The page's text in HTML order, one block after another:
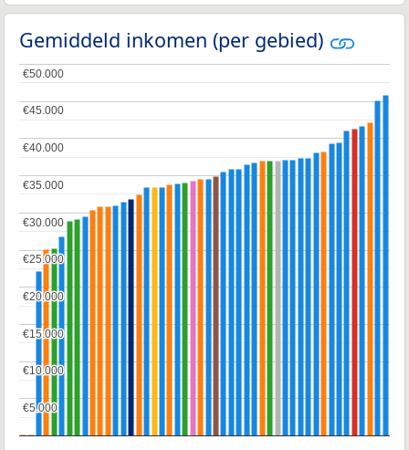
Gemiddeld inkomen (per gebied)
€5.000
€5.000
€10.000
€10.000
€15.000
€15.000
€20.000
€20.000
€25.000
€25.000
€30.000
€30.000
€35.000
€35.000
€40.000
€40.000
€45.000
€45.000
€50.000
€50.000